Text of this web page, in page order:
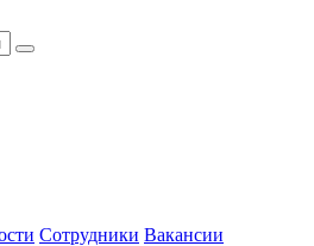
Сотрудники Вакансии